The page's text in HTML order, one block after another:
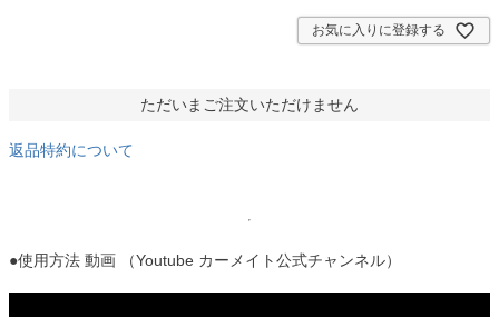
お気に入りに登録する
ただいまご注文いただけません
返品特約について
●使用方法 動画 （Youtube カーメイト公式チャンネル）